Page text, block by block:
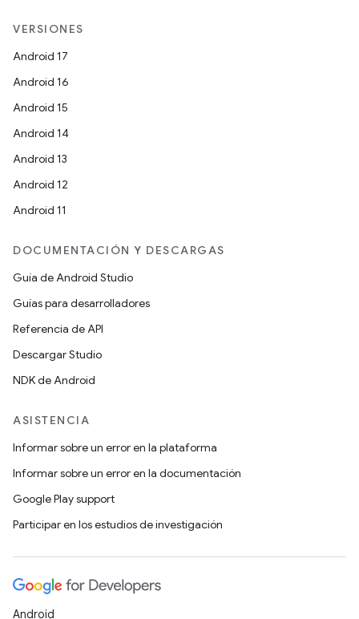
VERSIONES
Android 17
Android 16
Android 15
Android 14
Android 13
Android 12
Android 11
DOCUMENTACIÓN Y DESCARGAS
Guía de Android Studio
Guías para desarrolladores
Referencia de API
Descargar Studio
NDK de Android
ASISTENCIA
Informar sobre un error en la plataforma
Informar sobre un error en la documentación
Google Play support
Participar en los estudios de investigación
Android